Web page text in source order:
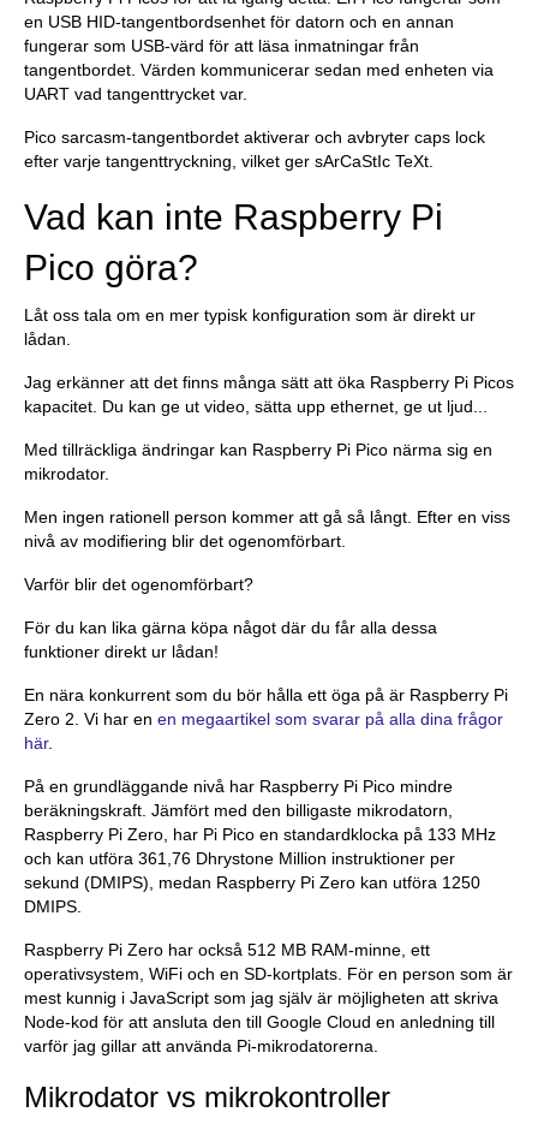
en USB HID-tangentbordsenhet för datorn och en annan
fungerar som USB-värd för att läsa inmatningar från
tangentbordet. Värden kommunicerar sedan med enheten via
UART vad tangenttrycket var.
Pico sarcasm-tangentbordet aktiverar och avbryter caps lock
efter varje tangenttryckning, vilket ger sArCaStIc TeXt.
Vad kan inte Raspberry Pi
Pico göra?
Låt oss tala om en mer typisk konfiguration som är direkt ur
lådan.
Jag erkänner att det finns många sätt att öka Raspberry Pi Picos
kapacitet. Du kan ge ut video, sätta upp ethernet, ge ut ljud...
Med tillräckliga ändringar kan Raspberry Pi Pico närma sig en
mikrodator.
Men ingen rationell person kommer att gå så långt. Efter en viss
nivå av modifiering blir det ogenomförbart.
Varför blir det ogenomförbart?
För du kan lika gärna köpa något där du får alla dessa
funktioner direkt ur lådan!
En nära konkurrent som du bör hålla ett öga på är Raspberry Pi
Zero 2. Vi har en en megaartikel som svarar på alla dina frågor
här.
På en grundläggande nivå har Raspberry Pi Pico mindre
beräkningskraft. Jämfört med den billigaste mikrodatorn,
Raspberry Pi Zero, har Pi Pico en standardklocka på 133 MHz
och kan utföra 361,76 Dhrystone Million instruktioner per
sekund (DMIPS), medan Raspberry Pi Zero kan utföra 1250
DMIPS.
Raspberry Pi Zero har också 512 MB RAM-minne, ett
operativsystem, WiFi och en SD-kortplats. För en person som är
mest kunnig i JavaScript som jag själv är möjligheten att skriva
Node-kod för att ansluta den till Google Cloud en anledning till
varför jag gillar att använda Pi-mikrodatorerna.
Mikrodator vs mikrokontroller